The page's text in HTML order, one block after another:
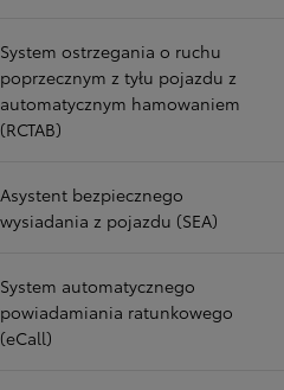
System ostrzegania o ruchu
poprzecznym z tyłu pojazdu z
automatycznym hamowaniem
(RCTAB)
Asystent bezpiecznego
wysiadania z pojazdu (SEA)
System automatycznego
powiadamiania ratunkowego
(eCall)